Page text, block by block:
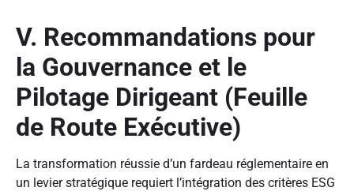
V. Recommandations pour
la Gouvernance et le
Pilotage Dirigeant (Feuille
de Route Exécutive)
La transformation réussie d’un fardeau réglementaire en
un levier stratégique requiert l’intégration des critères ESG